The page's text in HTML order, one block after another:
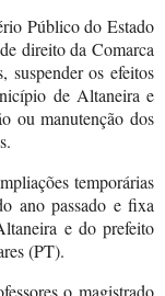
Público do Estado
direito da Comarca
os efeitos
de Altaneira e
ou manutenção dos
temporárias
ano passado e fixa
e do prefeito
(PT).
o magistrado